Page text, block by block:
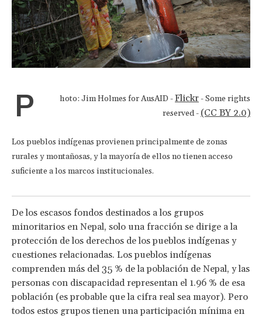
P hoto: Jim Holmes for AusAID -Flickr- Some rights
reserved - (CC BY 2.0)
Los pueblos indígenas provienen principalmente de zonas
rurales y montañosas, y la mayoría de ellos no tienen acceso
suficiente a los marcos institucionales.
De los escasos fondos destinados a los grupos
minoritarios en Nepal, solo una fracción se dirige a la
protección de los derechos de los pueblos indígenas y
cuestiones relacionadas. Los pueblos indígenas
comprenden más del 35 % de la población de Nepal, y las
personas con discapacidad representan el 1.96 % de esa
población (es probable que la cifra real sea mayor). Pero
todos estos grupos tienen una participación mínima en